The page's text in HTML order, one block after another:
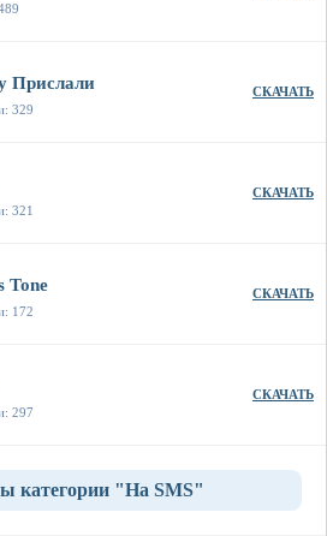
Прислали
329
СКАЧАТЬ
321
СКАЧАТЬ
Tone
172
СКАЧАТЬ
297
СКАЧАТЬ
категории "На SMS"